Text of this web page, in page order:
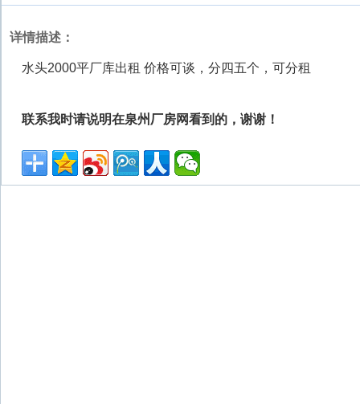
详情描述：
水头2000平厂库出租 价格可谈，分四五个，可分租
联系我时请说明在泉州厂房网看到的，谢谢！